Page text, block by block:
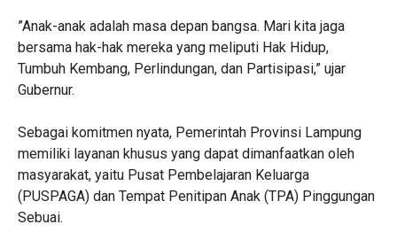
‎”Anak-anak adalah masa depan bangsa. Mari kita jaga
bersama hak-hak mereka yang meliputi Hak Hidup,
Tumbuh Kembang, Perlindungan, dan Partisipasi,” ujar
Gubernur.
‎Sebagai komitmen nyata, Pemerintah Provinsi Lampung
memiliki layanan khusus yang dapat dimanfaatkan oleh
masyarakat, yaitu Pusat Pembelajaran Keluarga
(PUSPAGA) dan Tempat Penitipan Anak (TPA) Pinggungan
Sebuai.